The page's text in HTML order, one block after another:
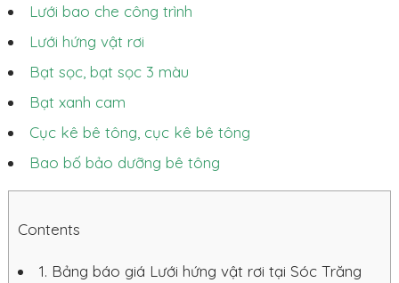
Lưới bao che công trình
Lưới hứng vật rơi
Bạt sọc, bạt sọc 3 màu
Bạt xanh cam
Cục kê bê tông, cục kê bê tông
Bao bố bảo dưỡng bê tông
Contents
1. Bảng báo giá Lưới hứng vật rơi tại Sóc Trăng